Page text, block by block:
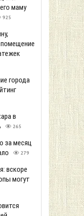
маму
925
города
в
265
за месяц
279
вскоре
могут